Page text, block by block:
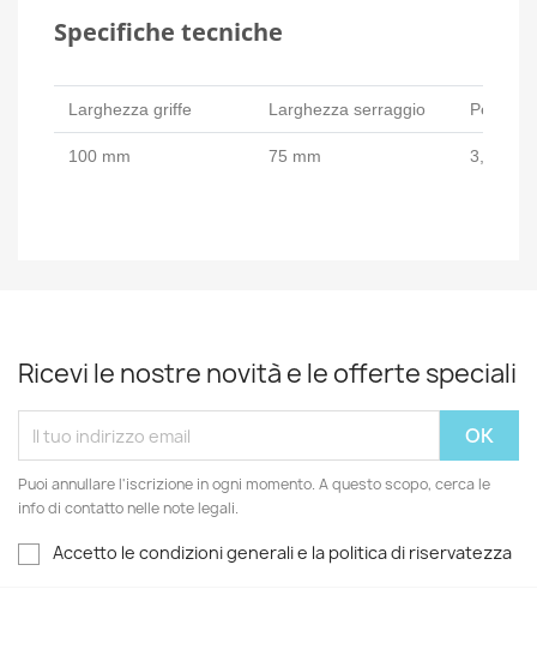
Specifiche tecniche
Larghezza griffe Larghezza serraggio Peso
100 mm 75 mm 3,5 kg
Ricevi le nostre novità e le offerte speciali
Puoi annullare l'iscrizione in ogni momento. A questo scopo, cerca le
info di contatto nelle note legali.
Accetto le condizioni generali e la politica di riservatezza